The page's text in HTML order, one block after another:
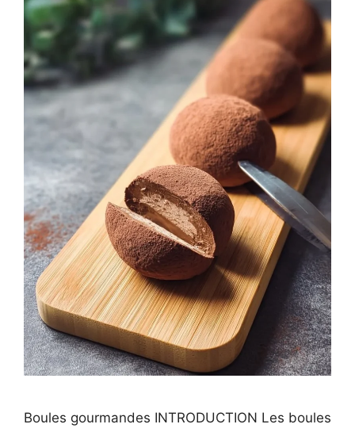
Boules gourmandes INTRODUCTION Les boules